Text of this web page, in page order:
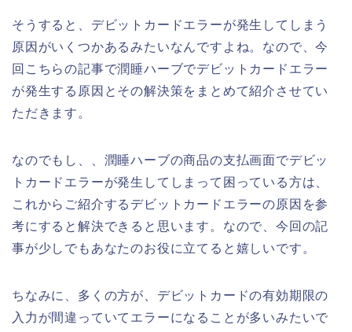
そうすると、デビットカードエラーが発生してしまう
原因がいくつかあるみたいなんですよね。なので、今
回こちらの記事で潤睡ハーブでデビットカードエラー
が発生する原因とその解決策をまとめて紹介させてい
ただきます。
なのでもし、、潤睡ハーブの商品の支払画面でデビッ
トカードエラーが発生してしまって困っている方は、
これからご紹介するデビットカードエラーの原因を参
考にすると解決できると思います。なので、今回の記
事が少しでもあなたのお役に立てると嬉しいです。
ちなみに、多くの方が、デビットカードの有効期限の
入力が間違っていてエラーになることが多いみたいで